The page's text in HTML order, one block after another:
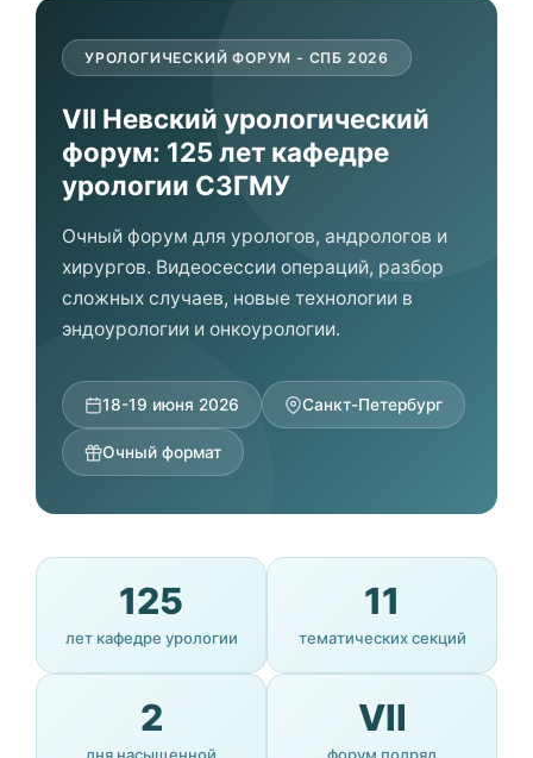
УРОЛОГИЧЕСКИЙ ФОРУМ - СПБ 2026
VII Невский урологический
форум: 125 лет кафедре
урологии СЗГМУ
Очный форум для урологов, андрологов и
хирургов. Видеосессии операций, разбор
сложных случаев, новые технологии в
эндоурологии и онкоурологии.
18-19 июня 2026 Санкт-Петербург
Очный формат
125
лет кафедре урологии
11
тематических секций
2 VII